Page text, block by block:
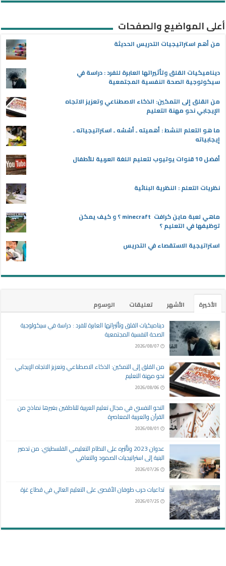
أعلى المواضيع والصفحات
من أهم استراتيجيات التدريس الحديثة
ديناميكيات القلق وتأثيراتها العابرة للفرد : دراسة في
سيكولوجية الصحة النفسية المجتمعية
من القلق إلى التمكين: الذكاء الاصطناعي وتعزيز الاتجاه
الإيجابي نحو مهنة التعليم
ما هو التعلم النشط : أهميته ـ أسُسُه ـ استراتيجياته ـ
إيجابياته
أفضل 10 قنوات يوتيوب لتعليم اللغة العربية للأطفال
نظريات التعلم : النظرية البنائية
ماهي لعبة ماين كرافت minecraft ؟ و كيف يمكن
توظيفها في التعليم ؟
استراتيجية الاستقصاء في التدريس
الأخيرة الأشهر تعليقات
الوسوم
ديناميكيات القلق وتأثيراتها العابرة للفرد : دراسة في سيكولوجية
الصحة النفسية المجتمعية
2026/08/07
من القلق إلى التمكين: الذكاء الاصطناعي وتعزيز الاتجاه الإيجابي
نحو مهنة التعليم
2026/08/06
النحو النفسي في مجال تعليم العربية للناطقين بغيرها نماذج من
القرآن والعربية المعاصرة
2026/08/01
عدوان 2023 وتأثيره على النظام التعليمي الفلسطيني: من تدمير
البنية إلى استراتيجيات الصمود والتعافي
2026/07/26
تداعيات حرب طوفان الأقصى على التعليم العالي في قطاع غزة
2026/07/25